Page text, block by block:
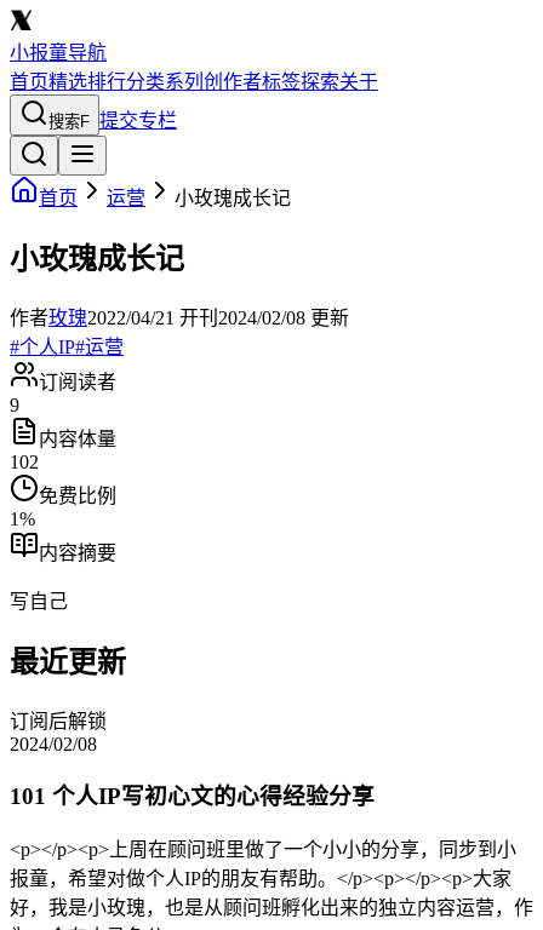
小报童导航
首页精选排行分类系列 创作者标签探索关于
搜索F 提交专栏
首页 运营 小玫瑰成长记
小玫瑰成长记
作者玫瑰2022/04/21 开刊 2024/02/08 更新
#个人IP#运营
订阅读者
9
内容体量
102
免费比例
1%
内容摘要
写自己
最近更新
订阅后解锁
2024/02/08
101 个人IP写初心文的心得经验分享
<p></p><p>上周在顾问班里做了一个小小的分享，同步到小
报童，希望对做个人IP的朋友有帮助。</p><p></p><p>大家
好，我是小玫瑰，也是从顾问班孵化出来的独立内容运营，作